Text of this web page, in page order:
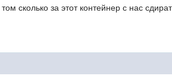
сколько за этот контейнер с нас